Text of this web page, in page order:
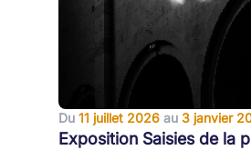
Du 11 juillet 2026 au 3 janvier
Exposition Saisies de la